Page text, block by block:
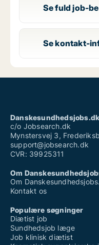
Se fuld job-
Se kontakt-
Danskesundhedsjobs.dk
c/o Jobsearch.dk
Mynstersvej 3,
support@jobsearch.dk
CVR: 39925311
Om
Om
Kontakt os
Populære søgninger
Diætist job
Sundhedsjob læge
Job klinisk diætist